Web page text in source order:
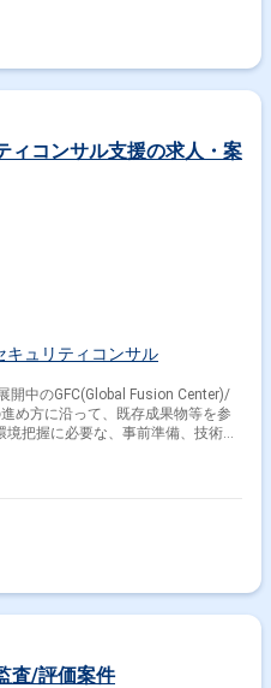
ィコンサル支援の求人・案
キュリティコンサル
開中のGFC(Global Fusion Center)/
め方に沿って、既存成果物等を参
把握に必要な、事前準備、技術調
要な事前準備 ・技術調査、調
に約30社弱のGFC化を実現するた
査/評価案件